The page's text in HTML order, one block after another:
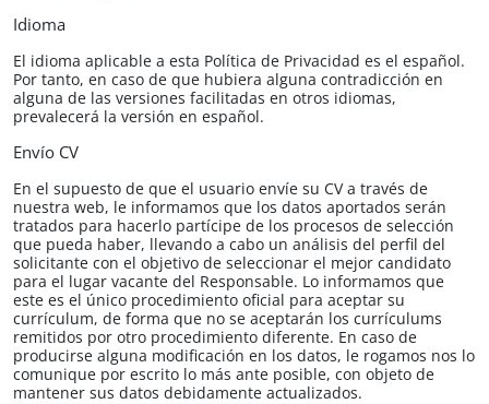
Idioma
El idioma aplicable a esta Política de Privacidad es el español.
Por tanto, en caso de que hubiera alguna contradicción en
alguna de las versiones facilitadas en otros idiomas,
prevalecerá la versión en español.
Envío CV
En el supuesto de que el usuario envíe su CV a través de
nuestra web, le informamos que los datos aportados serán
tratados para hacerlo partícipe de los procesos de selección
que pueda haber, llevando a cabo un análisis del perfil del
solicitante con el objetivo de seleccionar el mejor candidato
para el lugar vacante del Responsable. Lo informamos que
este es el único procedimiento oficial para aceptar su
currículum, de forma que no se aceptarán los currículums
remitidos por otro procedimiento diferente. En caso de
producirse alguna modificación en los datos, le rogamos nos lo
comunique por escrito lo más ante posible, con objeto de
mantener sus datos debidamente actualizados.